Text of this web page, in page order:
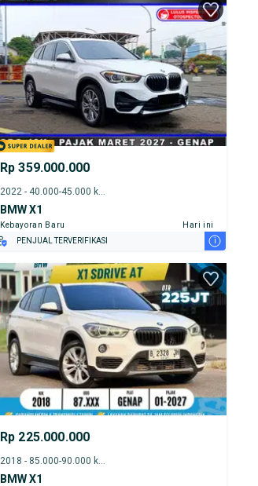
TEST DRIVE DARI RUMAH
Rp 359.000.000
2022 - 40.000-45.000 km
BMW X1
Kebayoran Baru
Hari ini
PENJUAL TERVERIFIKASI
i
Rp 225.000.000
2018 - 85.000-90.000 km
BMW X1